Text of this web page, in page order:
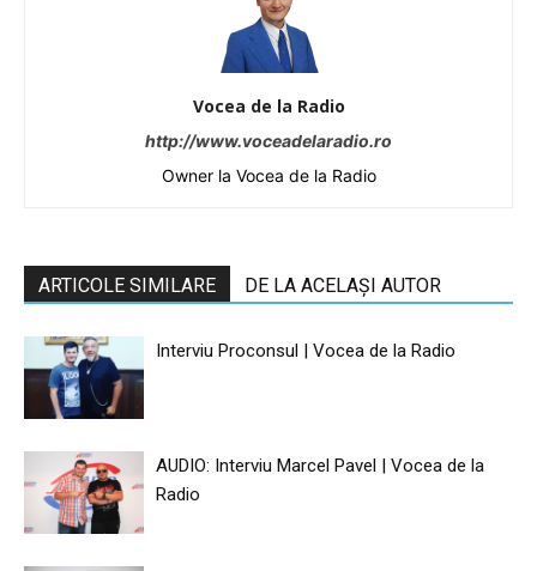
Vocea de la Radio
http://www.voceadelaradio.ro
Owner la Vocea de la Radio
ARTICOLE SIMILARE DE LA ACELAȘI AUTOR
Interviu Proconsul | Vocea de la Radio
AUDIO: Interviu Marcel Pavel | Vocea de la
Radio